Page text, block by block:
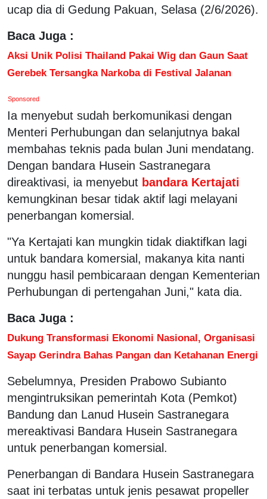
ucap dia di Gedung Pakuan, Selasa (2/6/2026).
Baca Juga :
Aksi Unik Polisi Thailand Pakai Wig dan Gaun Saat
Gerebek Tersangka Narkoba di Festival Jalanan
Sponsored
Ia menyebut sudah berkomunikasi dengan
Menteri Perhubungan dan selanjutnya bakal
membahas teknis pada bulan Juni mendatang.
Dengan bandara Husein Sastranegara
direaktivasi, ia menyebut bandara Kertajati
kemungkinan besar tidak aktif lagi melayani
penerbangan komersial.
"Ya Kertajati kan mungkin tidak diaktifkan lagi
untuk bandara komersial, makanya kita nanti
nunggu hasil pembicaraan dengan Kementerian
Perhubungan di pertengahan Juni," kata dia.
Baca Juga :
Dukung Transformasi Ekonomi Nasional, Organisasi
Sayap Gerindra Bahas Pangan dan Ketahanan Energi
Sebelumnya, Presiden Prabowo Subianto
mengintruksikan pemerintah Kota (Pemkot)
Bandung dan Lanud Husein Sastranegara
mereaktivasi Bandara Husein Sastranegara
untuk penerbangan komersial.
Penerbangan di Bandara Husein Sastranegara
saat ini terbatas untuk jenis pesawat propeller